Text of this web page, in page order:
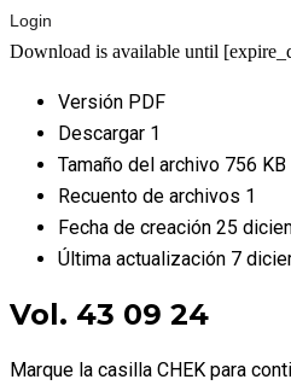
Login
Download is available until
Versión PDF
Descargar 1
Tamaño del archivo 756 KB
Recuento de archivos 1
Fecha de creación 25
Última actualización 7
Vol. 43 09 24
Marque la casilla CHEK para